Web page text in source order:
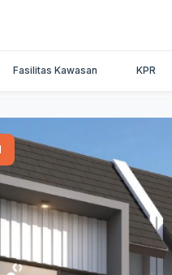
Fasilitas Kawasan KPR